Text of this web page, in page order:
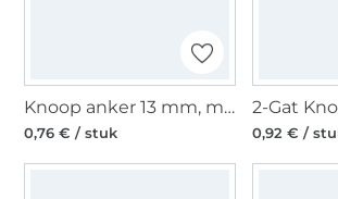
Knoop anker 13 mm, marineblauw
0,76 € / stuk
2-Gat
0,92 € /